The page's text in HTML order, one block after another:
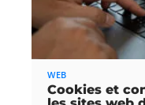
WEB
Cookies et